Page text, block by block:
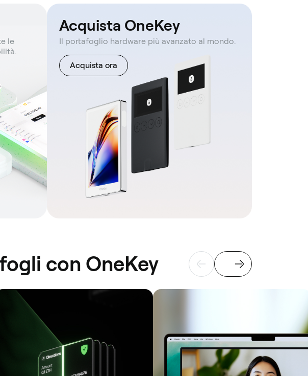
le
Acquista OneKey
Il portafoglio hardware più avanzato al mondo.
Acquista ora
con OneKey